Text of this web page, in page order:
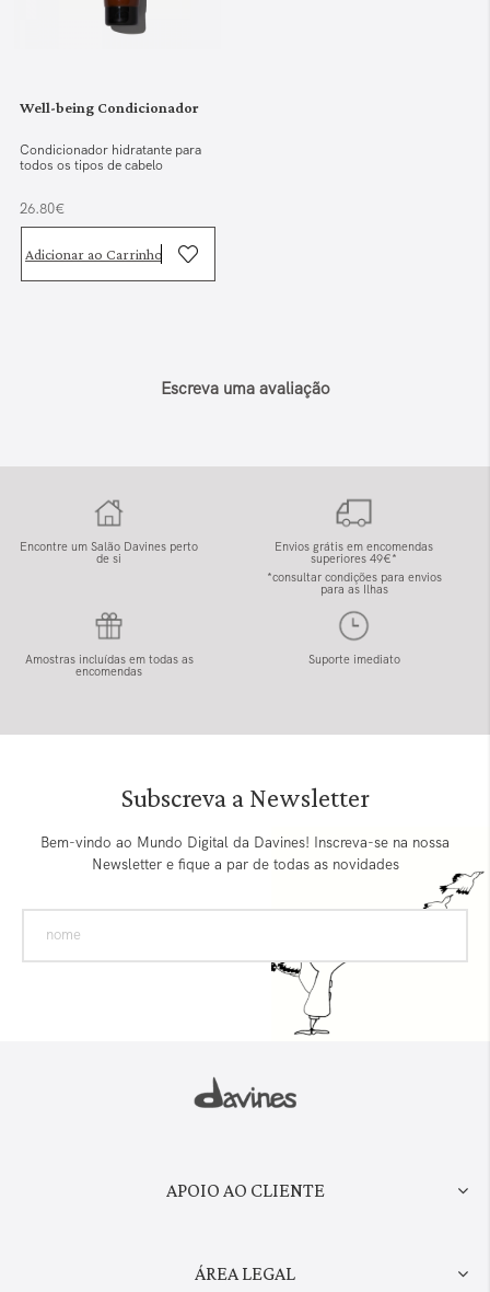
Well-being Condicionador
Condicionador hidratante para
todos os tipos de cabelo
26.80€
Adicionar ao Carrinho
Escreva uma avaliação
Encontre um Salão Davines perto
de si
Envios grátis em encomendas
superiores 49€*
*consultar condições para envios
para as Ilhas
Amostras incluídas em todas as
encomendas
Suporte imediato
Subscreva a Newsletter
Bem-vindo ao Mundo Digital da Davines! Inscreva-se na nossa
Newsletter e fique a par de todas as novidades
APOIO AO CLIENTE
ÁREA LEGAL